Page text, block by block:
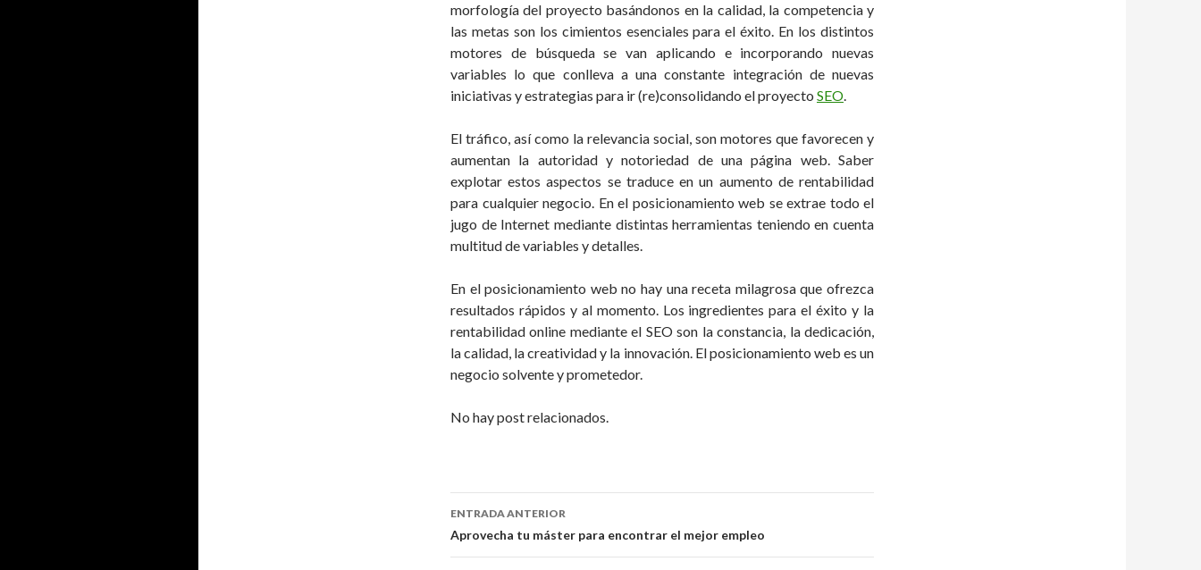
morfología del proyecto basándonos en la calidad, la competencia y
las metas son los cimientos esenciales para el éxito. En los distintos
motores de búsqueda se van aplicando e incorporando nuevas
variables lo que conlleva a una constante integración de nuevas
iniciativas y estrategias para ir (re)consolidando el proyecto SEO.
El tráfico, así como la relevancia social, son motores que favorecen y
aumentan la autoridad y notoriedad de una página web. Saber
explotar estos aspectos se traduce en un aumento de rentabilidad
para cualquier negocio. En el posicionamiento web se extrae todo el
jugo de Internet mediante distintas herramientas teniendo en cuenta
multitud de variables y detalles.
En el posicionamiento web no hay una receta milagrosa que ofrezca
resultados rápidos y al momento. Los ingredientes para el éxito y la
rentabilidad online mediante el SEO son la constancia, la dedicación,
la calidad, la creatividad y la innovación. El posicionamiento web es un
negocio solvente y prometedor.
No hay post relacionados.
Ir a la entrada
ENTRADA ANTERIOR
Aprovecha tu máster para encontrar el mejor empleo